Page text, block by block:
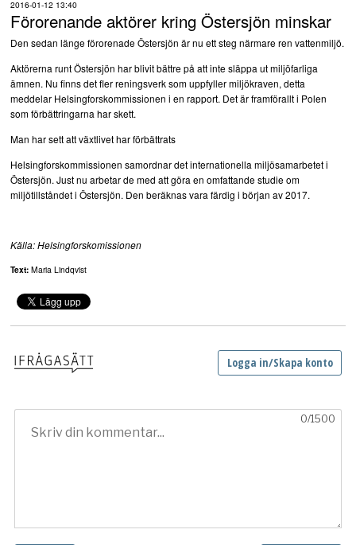
2016-01-12 13:40
Förorenande aktörer kring Östersjön minskar
Den sedan länge förorenade Östersjön är nu ett steg närmare ren vattenmiljö.
Aktörerna runt Östersjön har blivit bättre på att inte släppa ut miljöfarliga
ämnen. Nu finns det fler reningsverk som uppfyller miljökraven, detta
meddelar Helsingforskommissionen i en rapport. Det är framförallt i Polen
som förbättringarna har skett.
Man har sett att växtlivet har förbättrats
Helsingforskommissionen samordnar det internationella miljösamarbetet i
Östersjön. Just nu arbetar de med att göra en omfattande studie om
miljötillståndet i Östersjön. Den beräknas vara färdig i början av 2017.
Källa: Helsingforskomissionen
Text: Maria Lindqvist